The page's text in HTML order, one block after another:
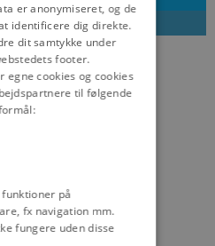
UDSKRIV
er anonymiseret, og de
identificere dig direkte.
dit samtykke under
footer.
egne cookies og cookies
til følgende
på
fx navigation mm.
fungere uden disse